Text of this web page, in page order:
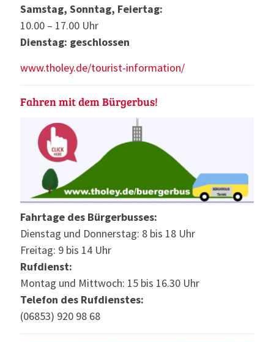
Samstag, Sonntag, Feiertag:
10.00 – 17.00 Uhr
Dienstag: geschlossen
www.tholey.de/tourist-information/
Fahren mit dem Bürgerbus!
Fahrtage des Bürgerbusses:
Dienstag und Donnerstag: 8 bis 18 Uhr
Freitag: 9 bis 14 Uhr
Rufdienst:
Montag und Mittwoch: 15 bis 16.30 Uhr
Telefon des Rufdienstes:
(06853) 920 98 68